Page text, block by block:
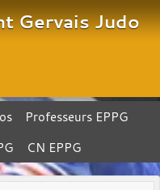
Gervais Judo
Professeurs EPPG
CN EPPG